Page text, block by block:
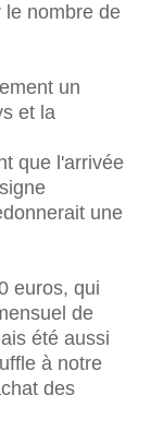
le nombre de
un
et la
que l'arrivée
une
euros, qui
de
été aussi
à notre
des